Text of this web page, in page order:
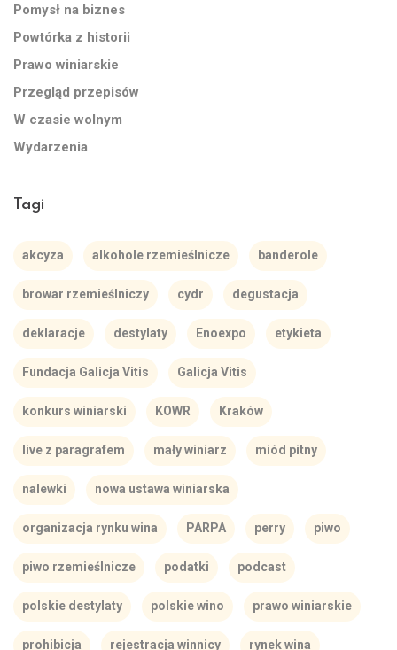
Pomysł na biznes
Powtórka z historii
Prawo winiarskie
Przegląd przepisów
W czasie wolnym
Wydarzenia
Tagi
akcyza alkohole rzemieślnicze banderole
browar rzemieślniczy cydr degustacja
deklaracje destylaty Enoexpo etykieta
Fundacja Galicja Vitis Galicja Vitis
konkurs winiarski KOWR Kraków
live z paragrafem mały winiarz miód pitny
nalewki nowa ustawa winiarska
organizacja rynku wina PARPA perry piwo
piwo rzemieślnicze podatki podcast
polskie destylaty polskie wino prawo winiarskie
prohibicja rejestracja winnicy rynek wina